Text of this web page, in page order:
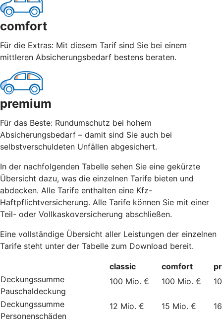
comfort
Für die Extras: Mit diesem Tarif sind Sie bei einem
mittleren Absicherungsbedarf bestens beraten.
premium
Für das Beste: Rundumschutz bei hohem
Absicherungsbedarf – damit sind Sie auch bei
selbstverschuldeten Unfällen abgesichert.
In der nachfolgenden Tabelle sehen Sie eine gekürzte
Übersicht dazu, was die einzelnen Tarife bieten und
abdecken. Alle Tarife enthalten eine Kfz-
Haftpflichtversicherung. Alle Tarife können Sie mit einer
Teil- oder Vollkaskoversicherung abschließen.
Eine vollständige Übersicht aller Leistungen der einzelnen
Tarife steht unter der Tabelle zum Download bereit.
classic comfort
Deckungssumme
Pauschaldeckung
100 Mio. € 100 Mio. €
Deckungssumme
Personenschäden
12 Mio. € 15 Mio. €